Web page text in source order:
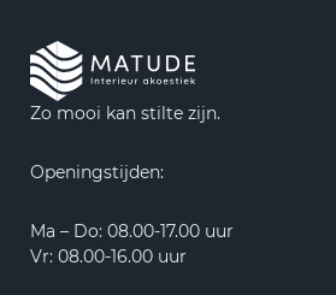
Zo mooi kan stilte zijn.
Openingstijden:
Ma – Do: 08.00-17.00 uur
Vr: 08.00-16.00 uur